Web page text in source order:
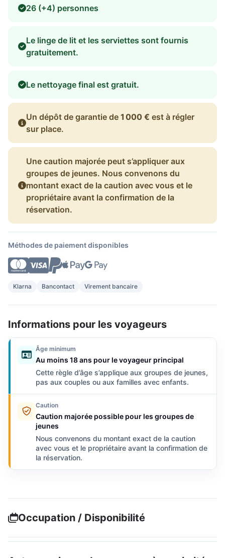
26 (+4) personnes
Le linge de lit et les serviettes sont fournis
gratuitement.
Le nettoyage final est gratuit.
Un dépôt de garantie de 1 000 € est à régler
sur place.
Une caution majorée peut s’appliquer aux
groupes de jeunes. Nous convenons du
montant exact de la caution avec vous et le
propriétaire avant la confirmation de la
réservation.
Méthodes de paiement disponibles
Klarna Bancontact Virement bancaire
Informations pour les voyageurs
Âge minimum
Au moins 18 ans pour le voyageur principal
Cette règle d’âge s’applique aux groupes de jeunes,
pas aux couples ou aux familles avec enfants.
Caution
Caution majorée possible pour les groupes de
jeunes
Nous convenons du montant exact de la caution
avec vous et le propriétaire avant la confirmation de
la réservation.
Occupation / Disponibilité